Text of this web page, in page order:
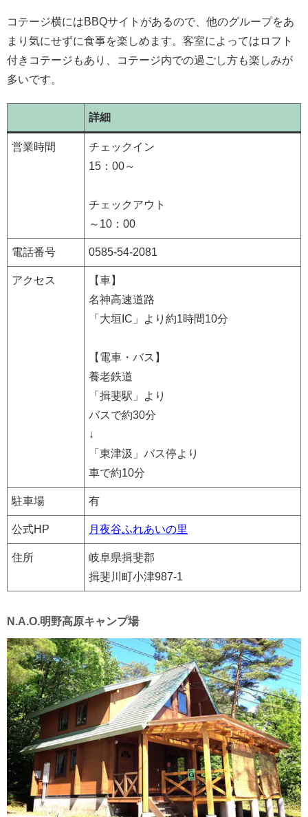
コテージ横にはBBQサイトがあるので、他のグループをあ
まり気にせずに食事を楽しめます。客室によってはロフト
付きコテージもあり、コテージ内での過ごし方も楽しみが
多いです。
詳細
営業時間
チェックイン
15：00～
チェックアウト
～10：00
電話番号 0585-54-2081
アクセス
【車】
名神高速道路
「大垣IC」より約1時間10分
【電車・バス】
養老鉄道
「揖斐駅」より
バスで約30分
↓
「東津汲」バス停より
車で約10分
駐車場 有
公式HP 月夜谷ふれあいの里
住所
岐阜県揖斐郡
揖斐川町小津987-1
N.A.O.明野高原キャンプ場